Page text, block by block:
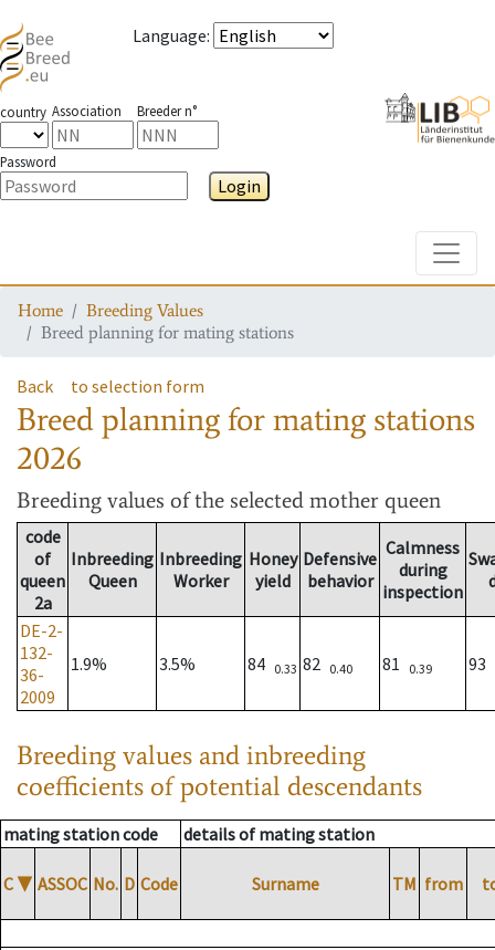
Language:
country Association Breeder n°
Password
Login
Home
Breeding Values
Breed planning for mating stations
Back to selection form
Breed planning for mating stations
2026
Breeding values of the selected mother queen
code
of
queen
2a
Inbreeding
Queen
Inbreeding
Worker
Honey
yield
Defensive
behavior
Calmness
during
inspection
DE-2-
132-
36-
2009
1.9% 3.5% 84 0.33 82 0.40 81 0.39 93
Breeding values and inbreeding
coefficients of potential descendants
mating station code details of mating station
C ▼ ASSOC No. D Code Surname TM from